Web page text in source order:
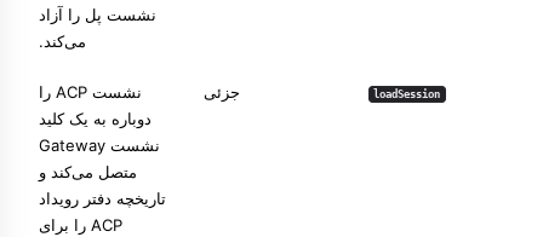
نشست پل را آزاد
می‌کند.
loadSession جزئی
نشست ACP را
دوباره به یک کلید
نشست Gateway
متصل می‌کند و
تاریخچه دفتر رویداد
ACP را برای